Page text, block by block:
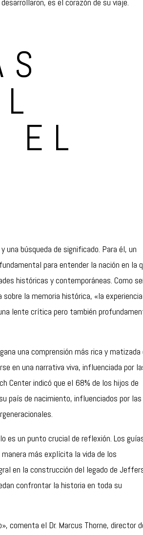
es el corazón de su viaje.
EL
búsqueda de significado. Para él, un
para entender la nación en la
históricas y contemporáneas. Como
la memoria histórica, «la experiencia
lente crítica pero también
una comprensión más rica y matizada
en una narrativa viva, influenciada por
Center indicó que el 68% de los hijos de
país de nacimiento, influenciados por las
es un punto crucial de reflexión. Los
más explícita la vida de los
en la construcción del legado de
confrontar la historia en toda su
comenta el Dr. Marcus Thorne, director